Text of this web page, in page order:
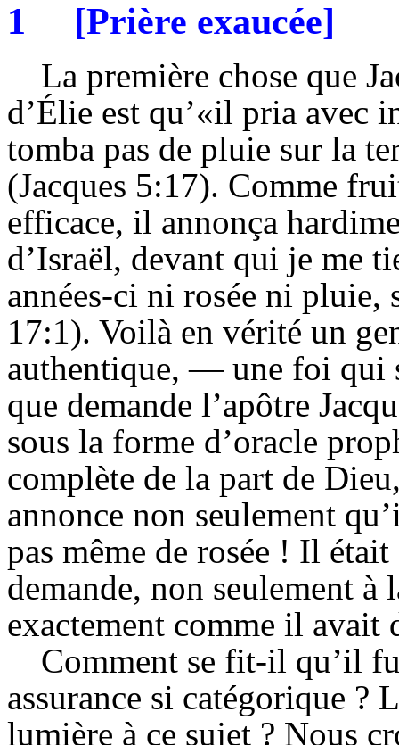
1 [Prière exaucée]
La première chose que
d’Élie est qu’«il pria avec
tomba pas de pluie sur la
(Jacques 5:17). Comme
efficace, il annonça
d’Israël, devant qui je me
années-ci ni rosée ni pluie,
17:1). Voilà en vérité un
authentique, — une foi qui
que demande l’apôtre
sous la forme d’oracle
complète de la part de
annonce non seulement
pas même de rosée ! Il
demande, non seulement
exactement comme il avait
Comment se fit-il qu’il
assurance si catégorique ?
lumière à ce sujet ? Nous